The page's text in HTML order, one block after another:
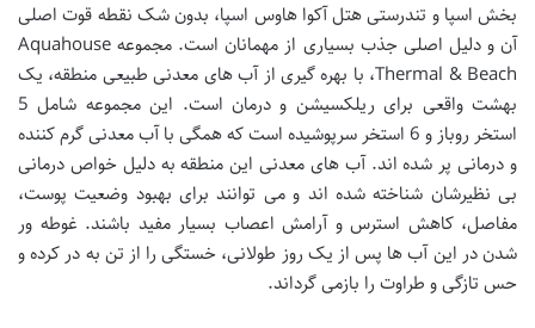
بخش اسپا و تندرستی هتل آکوا هاوس اسپا، بدون شک نقطه قوت اصلی
آن و دلیل اصلی جذب بسیاری از مهمانان است. مجموعه Aquahouse
Thermal & Beach، با بهره گیری از آب های معدنی طبیعی منطقه، یک
بهشت واقعی برای ریلکسیشن و درمان است. این مجموعه شامل 5
استخر روباز و 6 استخر سرپوشیده است که همگی با آب معدنی گرم کننده
و درمانی پر شده اند. آب های معدنی این منطقه به دلیل خواص درمانی
بی نظیرشان شناخته شده اند و می توانند برای بهبود وضعیت پوست،
مفاصل، کاهش استرس و آرامش اعصاب بسیار مفید باشند. غوطه ور
شدن در این آب ها پس از یک روز طولانی، خستگی را از تن به در کرده و
حس تازگی و طراوت را بازمی گرداند.